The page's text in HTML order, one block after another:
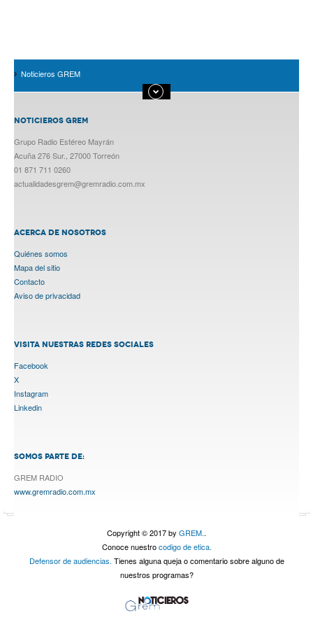
Noticieros GREM
NOTICIEROS GREM
Grupo Radio Estéreo Mayrán
Acuña 276 Sur., 27000 Torreón
01 871 711 0260
actualidadesgrem@gremradio.com.mx
ACERCA DE NOSOTROS
Quiénes somos
Mapa del sitio
Contacto
Aviso de privacidad
VISITA NUESTRAS REDES SOCIALES
Facebook
X
Instagram
Linkedin
SOMOS PARTE DE:
GREM RADIO
www.gremradio.com.mx
Copyright © 2017 by GREM..
Conoce nuestrocodigo de etica.
Defensor de audiencias. Tienes alguna queja o comentario sobre alguno de
nuestros programas?